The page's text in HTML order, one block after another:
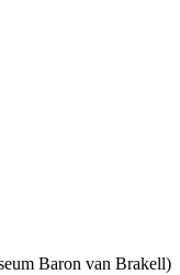
Baron van Brakell)